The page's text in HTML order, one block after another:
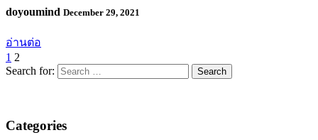
doyoumind December 29, 2021
อ่านต่อ
1 2
Search for:
Categories